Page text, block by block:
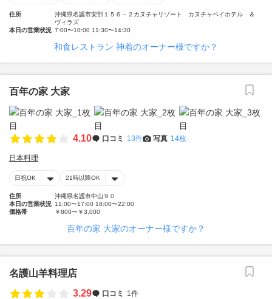
住所
沖縄県名護市安部１５６－２カヌチャリゾート カヌチャベイホテル ＆
ヴィラズ
本日の営業状況 7:00〜10:00 11:30〜14:30
和食レストラン 神着のオーナー様ですか？
百年の家 大家
4.10 口コミ 13件 写真 14枚
日本料理
日祝OK 21時以降OK
住所
沖縄県名護市中山９０
本日の営業状況 11:00〜17:00 18:00〜22:00
価格帯
￥800〜￥3,000
百年の家 大家のオーナー様ですか？
名護山羊料理店
3.29
口コミ 1件